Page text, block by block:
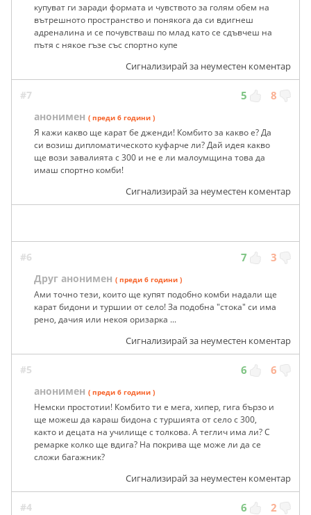
купуват ги заради формата и чувството за голям обем на
вътрешното пространство и понякога да си вдигнеш
адреналина и се почувстваш по млад като се сдъвчеш на
пътя с някое гъзе със спортно купе
Сигнализирай за неуместен коментар
#7 5 8
анонимен ( преди 6 години )
Я кажи какво ще карат бе дженди! Комбито за какво е? Да
си возиш дипломатическото куфарче ли? Дай идея какво
ще вози завалията с 300 и не е ли малоумщина това да
имаш спортно комби!
Сигнализирай за неуместен коментар
#6 7 3
Друг анонимен ( преди 6 години )
Ами точно тези, които ще купят подобно комби надали ще
карат бидони и туршии от село! За подобна "стока" си има
рено, дачия или некоя оризарка ...
Сигнализирай за неуместен коментар
#5 6 6
анонимен ( преди 6 години )
Немски простотии! Комбито ти е мега, хипер, гига бързо и
ще можеш да караш бидона с туршията от село с 300,
както и децата на училище с толкова. А теглич има ли? С
ремарке колко ще вдига? На покрива ще може ли да се
сложи багажник?
Сигнализирай за неуместен коментар
#4 6 2